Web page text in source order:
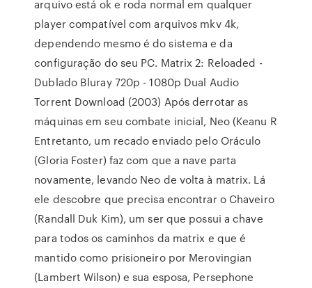
arquivo está ok e roda normal em qualquer
player compatível com arquivos mkv 4k,
dependendo mesmo é do sistema e da
configuração do seu PC. Matrix 2: Reloaded -
Dublado Bluray 720p - 1080p Dual Audio
Torrent Download (2003) Após derrotar as
máquinas em seu combate inicial, Neo (Keanu R
Entretanto, um recado enviado pelo Oráculo
(Gloria Foster) faz com que a nave parta
novamente, levando Neo de volta à matrix. Lá
ele descobre que precisa encontrar o Chaveiro
(Randall Duk Kim), um ser que possui a chave
para todos os caminhos da matrix e que é
mantido como prisioneiro por Merovingian
(Lambert Wilson) e sua esposa, Persephone